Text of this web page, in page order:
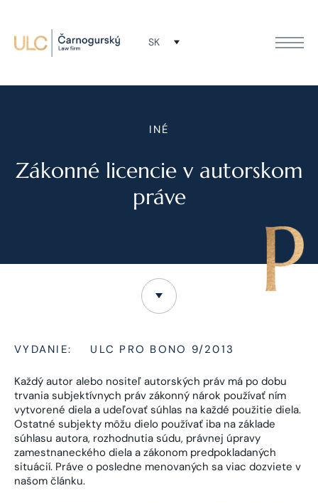
SK
INÉ
Zákonné licencie v autorskom
práve
VYDANIE: ULC PRO BONO 9/2013
Každý autor alebo nositeľ autorských práv má po dobu
trvania subjektívnych práv zákonný nárok používať ním
vytvorené diela a udeľovať súhlas na každé použitie diela.
Ostatné subjekty môžu dielo používať iba na základe
súhlasu autora, rozhodnutia súdu, právnej úpravy
zamestnaneckého diela a zákonom predpokladaných
situácií. Práve o posledne menovaných sa viac dozviete v
našom článku.